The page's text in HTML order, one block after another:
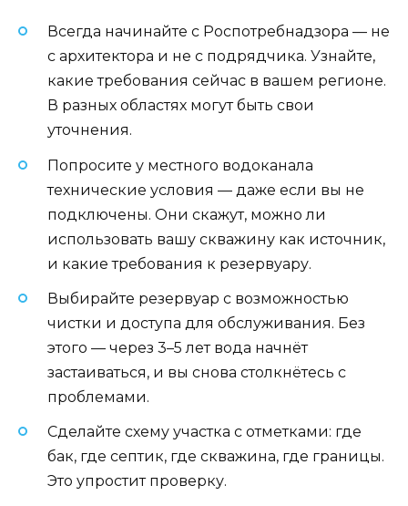
Всегда начинайте с Роспотребнадзора — не
с архитектора и не с подрядчика. Узнайте,
какие требования сейчас в вашем регионе.
В разных областях могут быть свои
уточнения.
Попросите у местного водоканала
технические условия — даже если вы не
подключены. Они скажут, можно ли
использовать вашу скважину как источник,
и какие требования к резервуару.
Выбирайте резервуар с возможностью
чистки и доступа для обслуживания. Без
этого — через 3–5 лет вода начнёт
застаиваться, и вы снова столкнётесь с
проблемами.
Сделайте схему участка с отметками: где
бак, где септик, где скважина, где границы.
Это упростит проверку.